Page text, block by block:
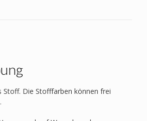
Stoff. Die Stofffarben können frei